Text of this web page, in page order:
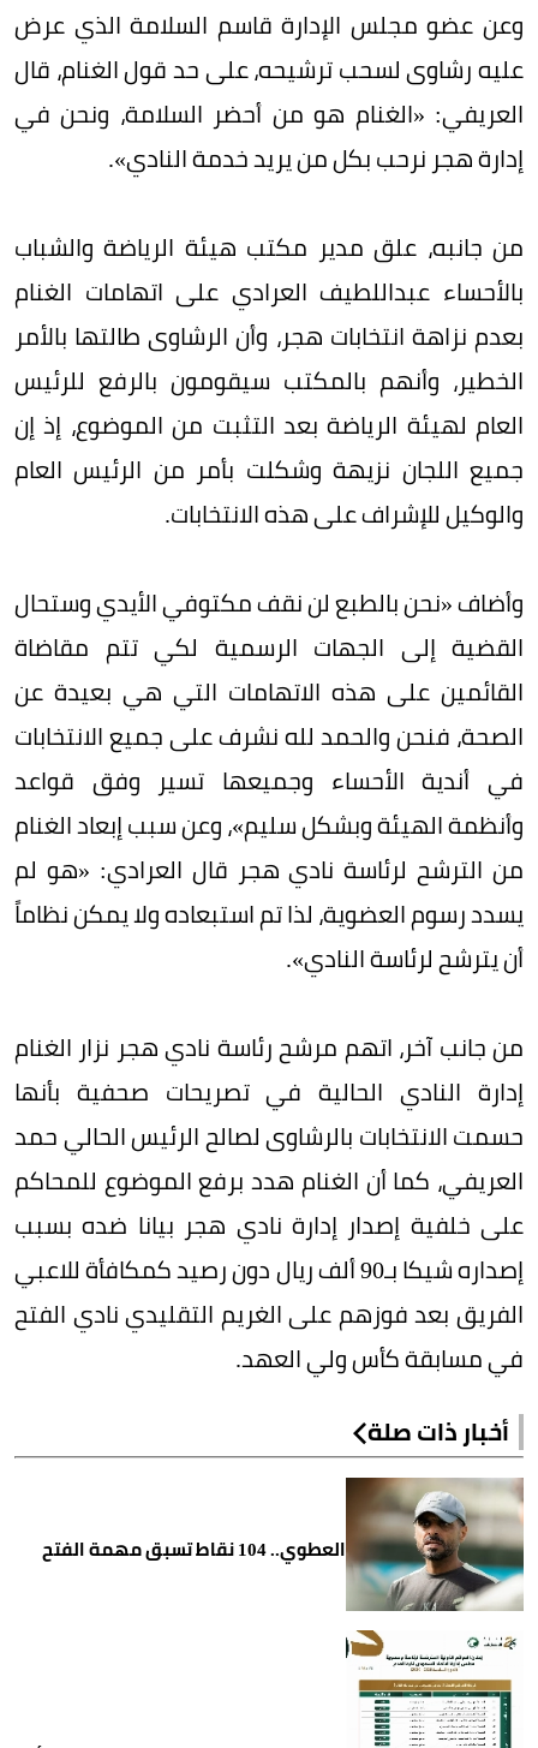
وعن عضو مجلس الإدارة قاسم السلامة الذي عرض
عليه رشاوى لسحب ترشيحه، على حد قول الغنام، قال
العريفي: «الغنام هو من أحضر السلامة، ونحن في
إدارة هجر نرحب بكل من يريد خدمة النادي».
من جانبه، علق مدير مكتب هيئة الرياضة والشباب
بالأحساء عبداللطيف العرادي على اتهامات الغنام
بعدم نزاهة انتخابات هجر، وأن الرشاوى طالتها بالأمر
الخطير، وأنهم بالمكتب سيقومون بالرفع للرئيس
العام لهيئة الرياضة بعد التثبت من الموضوع، إذ إن
جميع اللجان نزيهة وشكلت بأمر من الرئيس العام
والوكيل للإشراف على هذه الانتخابات.
وأضاف «نحن بالطبع لن نقف مكتوفي الأيدي وستحال
القضية إلى الجهات الرسمية لكي تتم مقاضاة
القائمين على هذه الاتهامات التي هي بعيدة عن
الصحة، فنحن والحمد لله نشرف على جميع الانتخابات
في أندية الأحساء وجميعها تسير وفق قواعد
وأنظمة الهيئة وبشكل سليم»، وعن سبب إبعاد الغنام
من الترشح لرئاسة نادي هجر قال العرادي: «هو لم
يسدد رسوم العضوية، لذا تم استبعاده ولا يمكن نظاماً
أن يترشح لرئاسة النادي».
من جانب آخر، اتهم مرشح رئاسة نادي هجر نزار الغنام
إدارة النادي الحالية في تصريحات صحفية بأنها
حسمت الانتخابات بالرشاوى لصالح الرئيس الحالي حمد
العريفي، كما أن الغنام هدد برفع الموضوع للمحاكم
على خلفية إصدار إدارة نادي هجر بيانا ضده بسبب
إصداره شيكا بـ90 ألف ريال دون رصيد كمكافأة للاعبي
الفريق بعد فوزهم على الغريم التقليدي نادي الفتح
في مسابقة كأس ولي العهد.
أخبار ذات صلة
العطوي.. 104 نقاط تسبق مهمة الفتح